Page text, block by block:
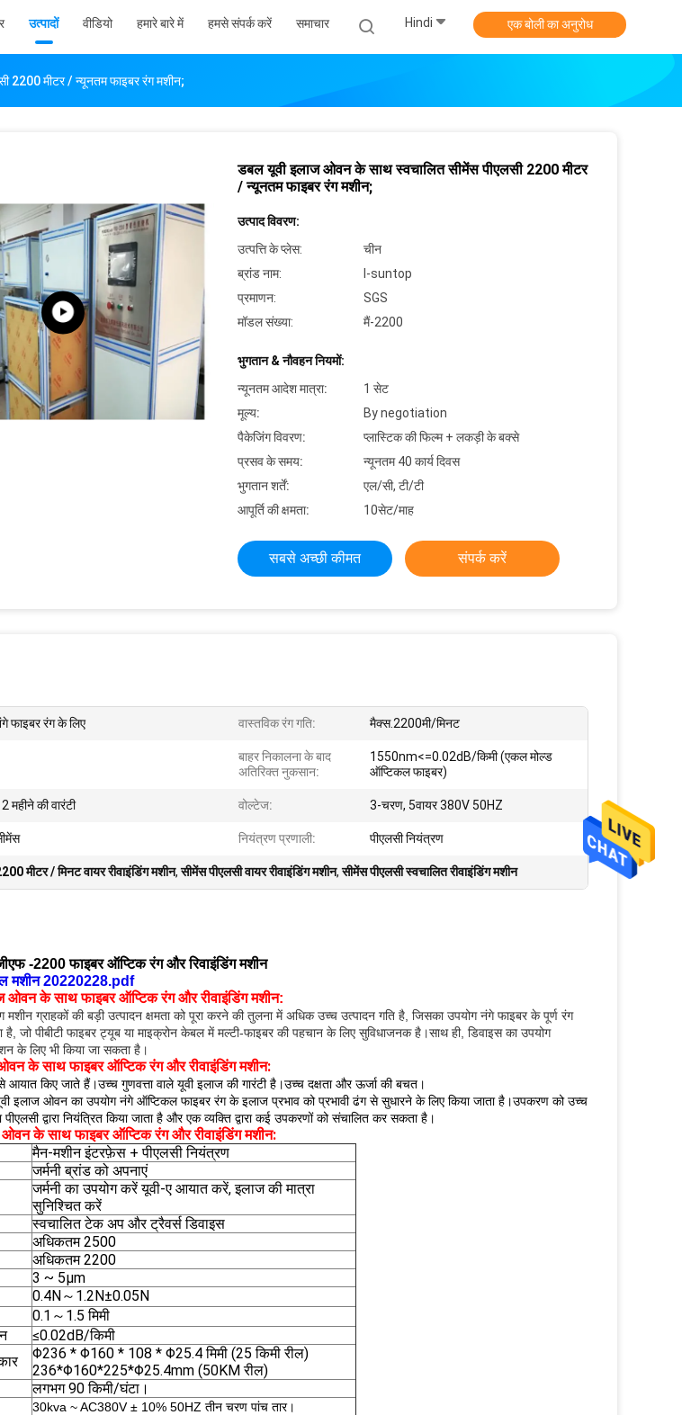
उत्पादों वीडियो हमारे बारे में हमसे संपर्क करें समाचार Hindi एक बोली का अनुरोध
2200 मीटर / न्यूनतम फाइबर रंग मशीन;
डबल यूवी इलाज ओवन के साथ स्वचालित सीमेंस पीएलसी 2200 मीटर
/ न्यूनतम फाइबर रंग मशीन;
उत्पाद विवरण:
उत्पत्ति के प्लेस:
चीन
ब्रांड नाम:
I-suntop
प्रमाणन:
SGS
मॉडल संख्या:
मैं-2200
भुगतान & नौवहन नियमों:
न्यूनतम आदेश मात्रा:
1 सेट
मूल्य:
By negotiation
पैकेजिंग विवरण:
प्लास्टिक की फिल्म + लकड़ी के बक्से
प्रसव के समय:
न्यूनतम 40 कार्य दिवस
भुगतान शर्तें:
एल/सी, टी/टी
आपूर्ति की क्षमता:
10सेट/माह
सबसे अच्छी कीमत संपर्क करें
फाइबर रंग के लिए वास्तविक रंग गति: मैक्स.2200मी/मिनट
बाहर निकालना के बाद
अतिरिक्त नुकसान:
1550nm<=0.02dB/किमी (एकल मोल्ड
ऑप्टिकल फाइबर)
महीने की वारंटी वोल्टेज: 3-चरण, 5वायर 380V 50HZ
नियंत्रण प्रणाली: पीएलसी नियंत्रण
मीटर / मिनट वायर रीवाइंडिंग मशीन,सीमेंस पीएलसी वायर रीवाइंडिंग मशीन,सीमेंस पीएलसी स्वचालित रीवाइंडिंग मशीन
-2200 फाइबर ऑप्टिक रंग और रिवाइंडिंग मशीन
मशीन 20220228.pdf
ओवन के साथ फाइबर ऑप्टिक रंग और रीवाइंडिंग मशीन:
मशीन ग्राहकों की बड़ी उत्पादन क्षमता को पूरा करने की तुलना में अधिक उच्च उत्पादन गति है, जिसका उपयोग नंगे फाइबर के पूर्ण रंग
है, जो पीबीटी फाइबर ट्यूब या माइक्रोन केबल में मल्टी-फाइबर की पहचान के लिए सुविधाजनक है।साथ ही, डिवाइस का उपयोग
के लिए भी किया जा सकता है।
के साथ फाइबर ऑप्टिक रंग और रीवाइंडिंग मशीन:
आयात किए जाते हैं।उच्च गुणवत्ता वाले यूवी इलाज की गारंटी है।उच्च दक्षता और ऊर्जा की बचत।
यूवी इलाज ओवन का उपयोग नंगे ऑप्टिकल फाइबर रंग के इलाज प्रभाव को प्रभावी ढंग से सुधारने के लिए किया जाता है।उपकरण को उच्च
द्वारा नियंत्रित किया जाता है और एक व्यक्ति द्वारा कई उपकरणों को संचालित कर सकता है।
के साथ फाइबर ऑप्टिक रंग और रीवाइंडिंग मशीन:
मैन-मशीन इंटरफ़ेस + पीएलसी नियंत्रण
जर्मनी ब्रांड को अपनाएं
जर्मनी का उपयोग करें यूवी-ए आयात करें, इलाज की मात्रा
सुनिश्चित करें
स्वचालित टेक अप और ट्रैवर्स डिवाइस
अधिकतम 2500
अधिकतम 2200
3 ~ 5μm
0.4N～1.2N±0.05N
0.1～1.5 मिमी
≤0.02dB/किमी
Φ236 * Φ160 * 108 * Φ25.4 मिमी (25 किमी रील)
236*Φ160*225*Φ25.4mm (50KM रील)
लगभग 90 किमी/घंटा।
30kva ~ AC380V ± 10% 50HZ तीन चरण पांच तार।